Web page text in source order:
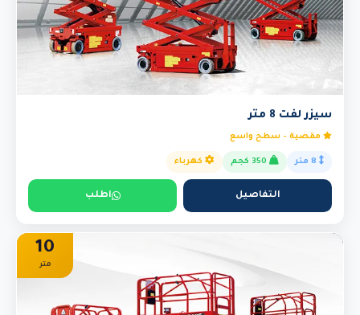
سيزر لفت 8 متر
مقصية - سطح واسع
كهرباء
التفاصيل اطلب
10
متر